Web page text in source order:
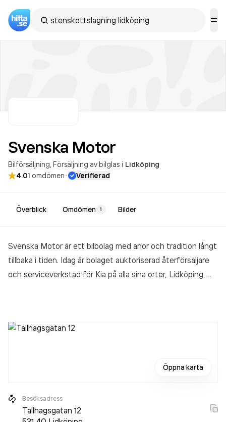
Svenska Motor
Bilförsäljning Försäljning av bilglas i Lidköping
4.01 omdömen· Verifierad
Överblick Omdömen 1 Bilder
Svenska Motor är ett bilbolag med anor och tradition långt
tillbaka i tiden. Idag är bolaget auktoriserad återförsäljare
och serviceverkstad för Kia på alla sina orter, Lidköping,
serviceverkstad för Subaru. I Mariestad är
AB och Svenska Motor i Västra Götaland AB ihop och
Öppna karta
Besöksadress
Tallhagsgatan 12